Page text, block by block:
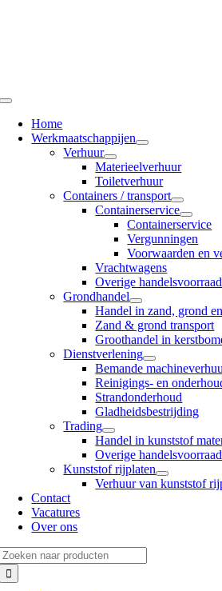
Toggle
NavigationHome
Werkmaatschappijen
Verhuur
Materieelverhuur
Toiletverhuur
Containers / transport
Containerservice
Containerservice
Vergunningen
Voorwaarden en
Vrachtwagens
Overige handelsvoorraad
Grondhandel
Handel in zand, grond
Zand & grond transport
Groothandel in
Dienstverlening
Bemande
Reinigings- en
Strandonderhoud
Gladheidsbestrijding
Trading
Handel in kunststof
Overige handelsvoorraad
Kunststof rijplaten
Verhuur van kunststof
Contact
Vacatures
Over ons